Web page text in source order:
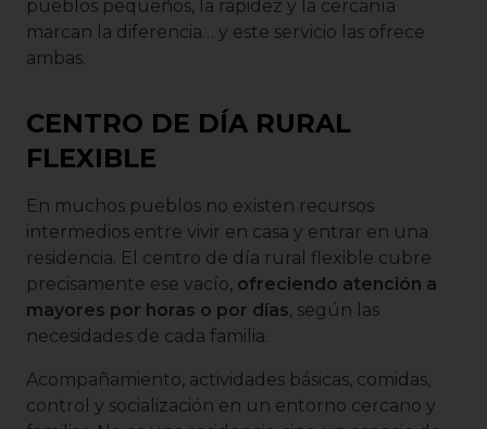
pueblos pequeños, la rapidez y la cercanía
marcan la diferencia… y este servicio las ofrece
ambas.
CENTRO DE DÍA RURAL
FLEXIBLE
En muchos pueblos no existen recursos
intermedios entre vivir en casa y entrar en una
residencia. El centro de día rural flexible cubre
precisamente ese vacío, ofreciendo atención a
mayores por horas o por días, según las
necesidades de cada familia.
Acompañamiento, actividades básicas, comidas,
control y socialización en un entorno cercano y